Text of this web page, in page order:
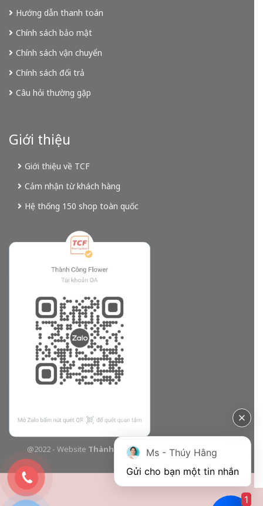
Hướng dẫn thanh toán
Chính sách bảo mật
Chính sách vận chuyển
Chính sách đổi trả
Câu hỏi thường gặp
Giới thiệu
Giới thiệu về TCF
Cảm nhận từ khách hàng
Hệ thống 150 shop toàn quốc
@2022 - Website Thành Công Flower | Design bởiTCF
Ms - Thúy Hằng
Gửi cho bạn một tin nhắn
1